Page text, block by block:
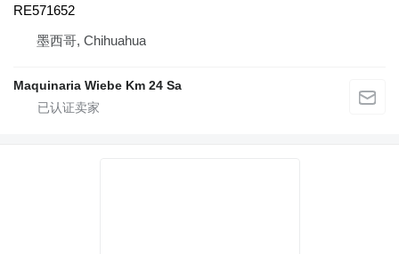
RE571652
墨西哥, Chihuahua
Maquinaria Wiebe Km 24 Sa